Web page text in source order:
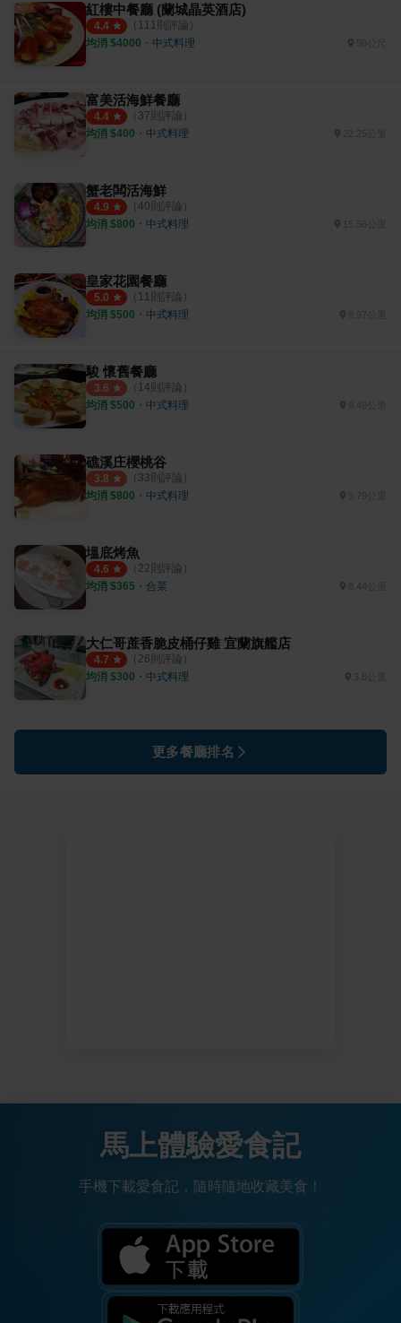
紅樓中餐廳 (蘭城晶英酒店)
4.4 （ 111 則評論）
均消 $4000 ・ 中式料理 50公尺
富美活海鮮餐廳
4.4 （ 37則評論）
均消 $400 ・ 中式料理 22.25公里
蟹老闆活海鮮
4.9 （ 40則評論）
均消 $800 ・ 中式料理 15.56公里
皇家花園餐廳
5.0 （ 11 則評論）
均消 $500 ・ 中式料理
駿 懷舊餐廳
3.6 （ 14則評論）
均消 $500 ・ 中式料理 9.49公里
礁溪庄櫻桃谷
3.8 （ 33則評論）
均消 $800 ・ 中式料理
塭底烤魚
4.6 （ 22則評論）
均消 $365 ・ 合菜 8.44公里
大仁哥蔗香脆皮桶仔雞 宜蘭旗艦店
4.7 （ 26則評論）
均消 $300 ・ 中式料理
更多餐廳排名
馬上體驗愛食記
手機下載愛食記，隨時隨地收藏美食！